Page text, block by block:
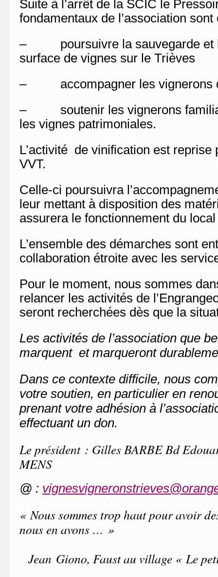
Suite à l’arrêt de la SCIC le
fondamentaux de l’association
– poursuivre la sauvegarde et
surface de vignes sur le Trièves
– accompagner les vignerons
– soutenir les vignerons
les vignes patrimoniales.
L’activité de vinification est reprise
VVT.
Celle-ci poursuivra
leur mettant à disposition des
assurera le fonctionnement du
L’ensemble des démarches sont
collaboration étroite avec les
Pour le moment, nous sommes
relancer les activités de
seront recherchées dès que la
Les activités de l’association que
marquent et marqueront
Dans ce contexte difficile, nous
votre soutien, en particulier en
prenant votre adhésion à
effectuant un don.
Le président : Gilles BARBE Bd
MENS
@ :
« Nous sommes trop haut pour avoir
nous en avons … »
Jean Giono, Faust au village « Le